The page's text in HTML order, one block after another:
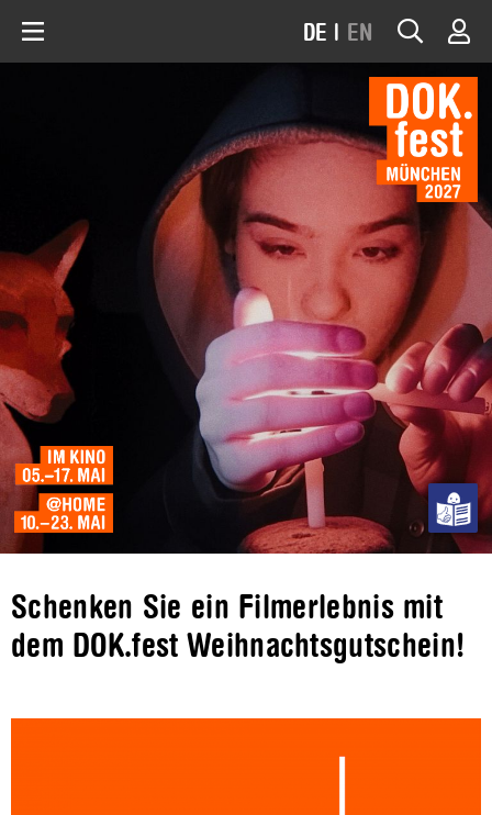
DE | EN
Schenken Sie ein Filmerlebnis mit
dem DOK.fest Weihnachtsgutschein!